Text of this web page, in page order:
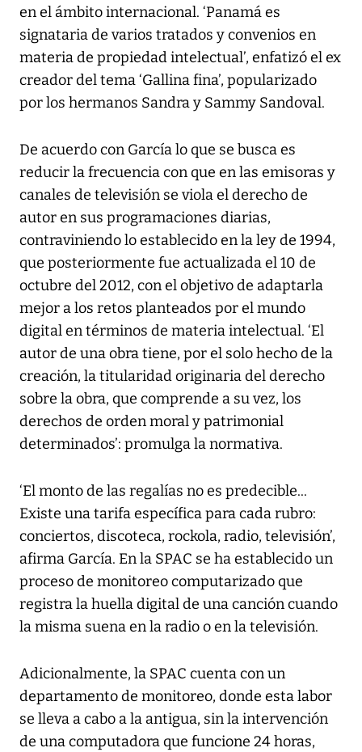
en el ámbito internacional. ‘Panamá es
signataria de varios tratados y convenios en
materia de propiedad intelectual’, enfatizó el ex
creador del tema ‘Gallina fina’, popularizado
por los hermanos Sandra y Sammy Sandoval.
De acuerdo con García lo que se busca es
reducir la frecuencia con que en las emisoras y
canales de televisión se viola el derecho de
autor en sus programaciones diarias,
contraviniendo lo establecido en la ley de 1994,
que posteriormente fue actualizada el 10 de
octubre del 2012, con el objetivo de adaptarla
mejor a los retos planteados por el mundo
digital en términos de materia intelectual. ‘El
autor de una obra tiene, por el solo hecho de la
creación, la titularidad originaria del derecho
sobre la obra, que comprende a su vez, los
derechos de orden moral y patrimonial
determinados’: promulga la normativa.
‘El monto de las regalías no es predecible...
Existe una tarifa específica para cada rubro:
conciertos, discoteca, rockola, radio, televisión’,
afirma García. En la SPAC se ha establecido un
proceso de monitoreo computarizado que
registra la huella digital de una canción cuando
la misma suena en la radio o en la televisión.
Adicionalmente, la SPAC cuenta con un
departamento de monitoreo, donde esta labor
se lleva a cabo a la antigua, sin la intervención
de una computadora que funcione 24 horas,